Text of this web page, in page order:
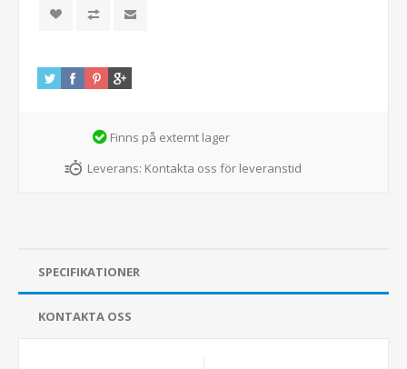
Finns på externt lager
Leverans: Kontakta oss för leveranstid
SPECIFIKATIONER
KONTAKTA OSS